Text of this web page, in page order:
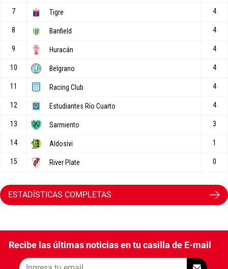
ESTADÍSTICAS COMPLETAS
Recibe las últimas noticias en tu casilla de E-mail